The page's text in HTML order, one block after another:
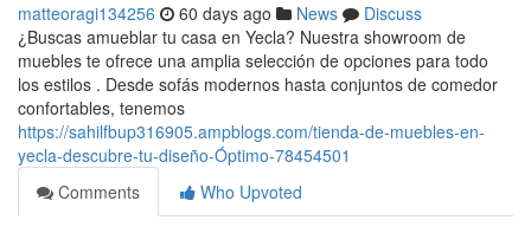
matteoragi134256 60 days ago News
Discuss
¿Buscas amueblar tu casa en Yecla? Nuestra showroom de
muebles te ofrece una amplia selección de opciones para todo
los estilos . Desde sofás modernos hasta conjuntos de comedor
confortables, tenemos
https://sahilfbup316905.ampblogs.com/tienda-de-muebles-en-
yecla-descubre-tu-diseño-Óptimo-78454501
Comments
Who Upvoted